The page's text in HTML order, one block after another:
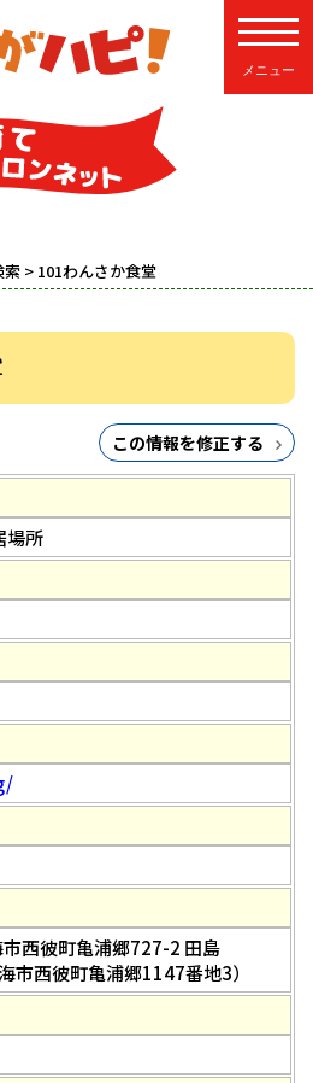
索 > 101わんさか食堂
この情報を修正する
場所
西彼町亀浦郷727-2 田島
市西彼町亀浦郷1147番地3）